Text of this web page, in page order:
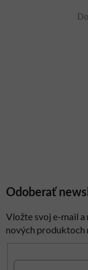
Odoberať
Vložte svoj e-mail a
nových produktoch